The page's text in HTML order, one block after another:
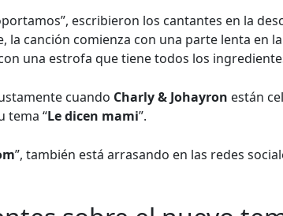
escribieron los cantantes en la
la canción comienza con una parte lenta en
una estrofa que tiene todos los
cuando Charly & Johayron están
tema “Le dicen mami”.
”, también está arrasando en las redes